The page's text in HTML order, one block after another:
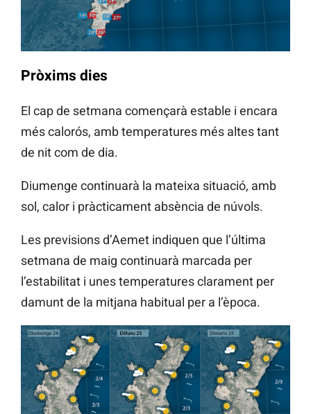
Pròxims dies
El cap de setmana començarà estable i encara
més calorós, amb temperatures més altes tant
de nit com de dia.
Diumenge continuarà la mateixa situació, amb
sol, calor i pràcticament absència de núvols.
Les previsions d’Aemet indiquen que l’última
setmana de maig continuarà marcada per
l’estabilitat i unes temperatures clarament per
damunt de la mitjana habitual per a l’època.